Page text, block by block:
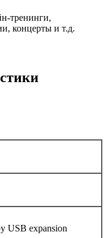
тренинги,
концерты и т.д.
USB expansion